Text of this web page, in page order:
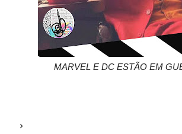
MARVEL E DC ESTÃO EM